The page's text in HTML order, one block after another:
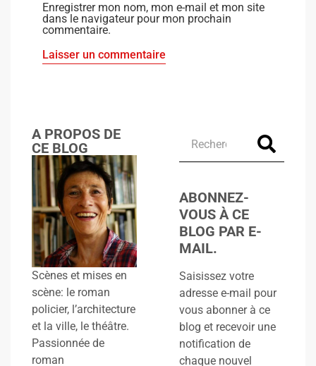
Enregistrer mon nom, mon e-mail et mon site
dans le navigateur pour mon prochain
commentaire.
A PROPOS DE
CE BLOG
Scènes et mises en
scène: le roman
policier, l’architecture
et la ville, le théâtre.
Passionnée de
roman
ABONNEZ-
VOUS À CE
BLOG PAR E-
MAIL.
Saisissez votre
adresse e-mail pour
vous abonner à ce
blog et recevoir une
notification de
chaque nouvel